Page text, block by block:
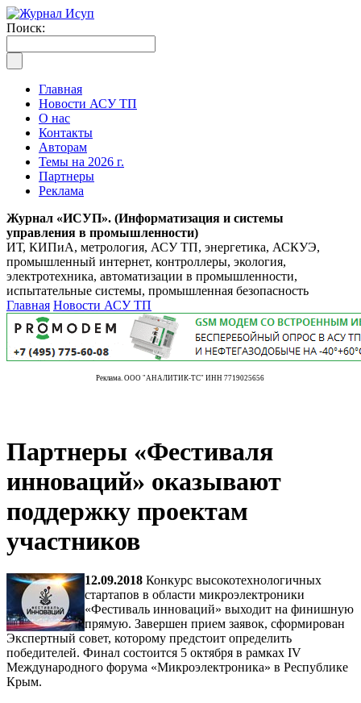
Поиск:
Главная
Новости АСУ ТП
О нас
Контакты
Авторам
Темы на 2026 г.
Партнеры
Реклама
Журнал «ИСУП». (Информатизация и системы
управления в промышленности)
ИТ, КИПиА, метрология, АСУ ТП, энергетика, АСКУЭ,
промышленный интернет, контроллеры, экология,
электротехника, автоматизации в промышленности,
испытательные системы, промышленная безопасность
Главная Новости АСУ ТП
Реклама. ООО "АНАЛИТИК-ТС" ИНН 7719025656
Партнеры «Фестиваля
инноваций» оказывают
поддержку проектам
участников
12.09.2018 Конкурс высокотехнологичных
стартапов в области микроэлектроники
«Фестиваль инноваций» выходит на финишную
прямую. Завершен прием заявок, сформирован
Экспертный совет, которому предстоит определить
победителей. Финал состоится 5 октября в рамках IV
Международного форума «Микроэлектроника» в Республике
Крым.